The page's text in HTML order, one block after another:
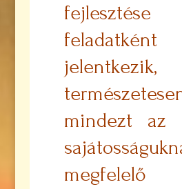
feladatként
jelentkezik,
mindezt az
megfelelő